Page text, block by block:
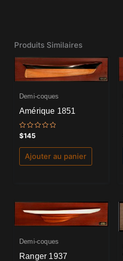
Produits Similaires
Demi-coques
Amérique 1851
Note
0
sur
$145
Ajouter au panier
Demi-coques
Ranger 1937